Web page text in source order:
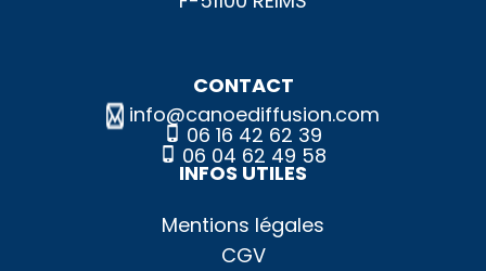
CONTACT
06 16 42 62 39
06 04 62 49 58
info@canoediffusion.com
INFOS UTILES
Mentions légales
CGV